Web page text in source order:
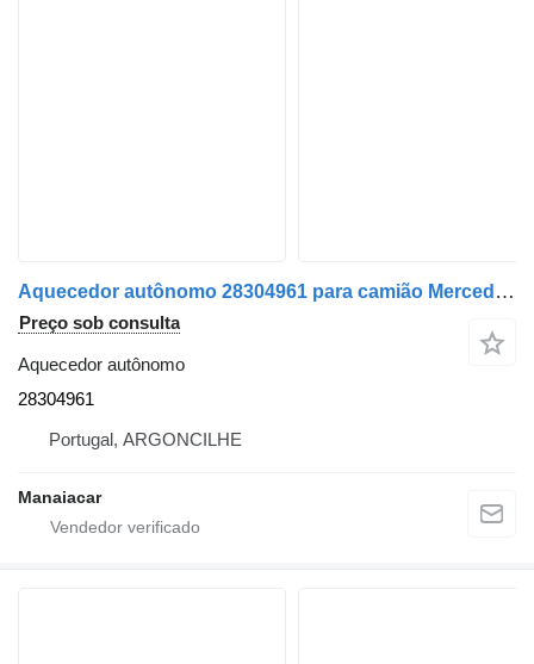
Aquecedor autônomo 28304961 para camião Mercedes-Benz
Preço sob consulta
Aquecedor autônomo
28304961
Portugal, ARGONCILHE
Manaiacar